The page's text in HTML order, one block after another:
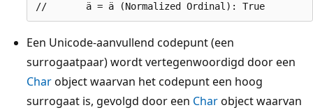
Een Unicode-aanvullend codepunt (een
surrogaatpaar) wordt vertegenwoordigd door een
Charobject waarvan het codepunt een hoog
surrogaat is, gevolgd door een Charobject waarvan